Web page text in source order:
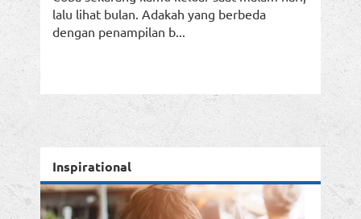
lalu lihat bulan. Adakah yang berbeda
dengan penampilan b...
Inspirational